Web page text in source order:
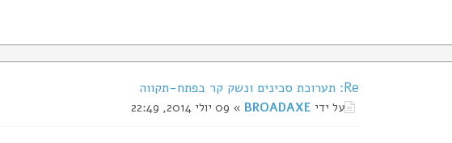
Re: תערוכת סכינים ונשק קר בפתח-תקווה
על ידי BROADAXE » 09 יולי 2014, 22:49